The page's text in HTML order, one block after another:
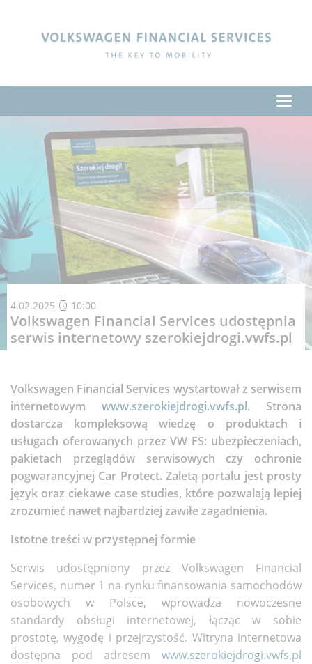
4.02.2025 10:00
Volkswagen Financial Services udostępnia
serwis internetowy szerokiejdrogi.vwfs.pl
Volkswagen Financial Services wystartował z serwisem
internetowym www.szerokiejdrogi.vwfs.pl. Strona
dostarcza kompleksową wiedzę o produktach i
usługach oferowanych przez VW FS: ubezpieczeniach,
pakietach przeglądów serwisowych czy ochronie
pogwarancyjnej Car Protect. Zaletą portalu jest prosty
język oraz ciekawe case studies, które pozwalają lepiej
zrozumieć nawet najbardziej zawiłe zagadnienia.
Istotne treści w przystępnej formie
Serwis udostępniony przez Volkswagen Financial
Services, numer 1 na rynku finansowania samochodów
osobowych w Polsce, wprowadza nowoczesne
standardy obsługi internetowej, łącząc w sobie
prostotę, wygodę i przejrzystość. Witryna internetowa
dostępna pod adresem www.szerokiejdrogi.vwfs.pl